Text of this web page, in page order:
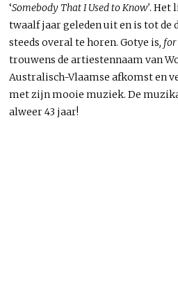
‘Somebody That I Used to Know’. Het
twaalf jaar geleden uit en is tot de
steeds overal te horen. Gotye is,
trouwens de artiestennaam van
Australisch-Vlaamse afkomst en
met zijn mooie muziek. De
alweer 43 jaar!